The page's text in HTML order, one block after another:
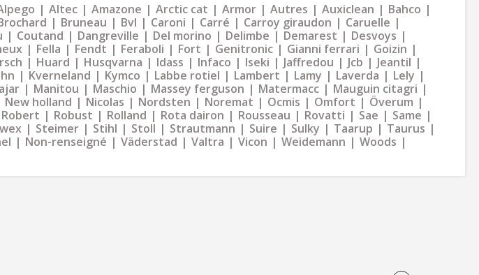
Altec Amazone Arctic cat Armor Autres Auxiclean
Bahco
Bruneau Bvl Caroni Carré Carroy giraudon
Caruelle
Coutand Dangreville Del morino Delimbe Demarest
Desvoys
Fella Fendt Feraboli Fort Genitronic Gianni ferrari
Goizin
Huard Husqvarna Idass Infaco Iseki Jaffredou Jcb
Jeantil
Kverneland Kymco Labbe rotiel Lambert Lamy Laverda
Lely
Manitou Maschio Massey ferguson Matermacc
Mauguin citagri
New holland Nicolas Nordsten Noremat Ocmis Omfort
Överum
Robert Robust Rolland Rota dairon Rousseau Rovatti Sae
Same
Steimer Stihl Stoll Strautmann Suire Sulky Taarup
Taurus
Non-renseigné Väderstad Valtra Vicon Weidemann
Woods